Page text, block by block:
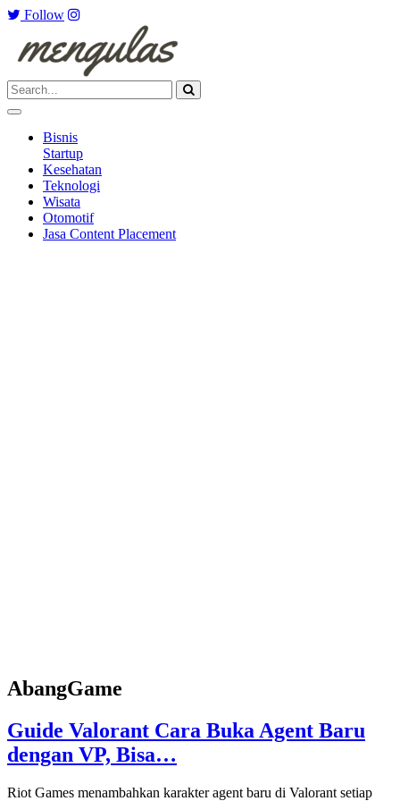
Follow
Bisnis
Startup
Kesehatan
Teknologi
Wisata
Otomotif
Jasa Content Placement
AbangGame
Guide Valorant Cara Buka Agent Baru
dengan VP, Bisa…
Riot Games menambahkan karakter agent baru di Valorant setiap